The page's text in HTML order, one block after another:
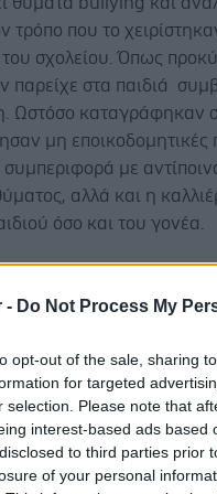
- Do Not Process My
opt-out of the sale, sharing
for targeted
selection. Please note that
interest-based ads
to third parties prior
of your personal
τρόπο που το
σχολείου. Όπως
παρείχε στα παιδιά
Ωστόσο καταγράφηκαν
μη εποικοδομητικές
συμπεριφορά με
αλλά και η
όσο και του γονέα.
φοιτήτρια στο
Μονάδων Υγείας),
επίκουρη
του Πανεπιστημίου